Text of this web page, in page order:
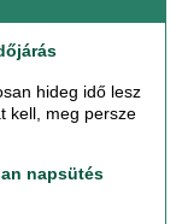
hideg idő lesz
kell, meg persze
napsütés